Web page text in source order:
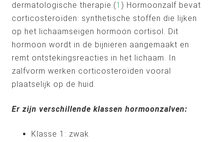
dermatologische therapie.(1 ) Hormoonzalf bevat
corticosteroïden: synthetische stoffen die lijken
op het lichaamseigen hormoon cortisol. Dit
hormoon wordt in de bijnieren aangemaakt en
remt ontstekingsreacties in het lichaam. In
zalfvorm werken corticosteroïden vooral
plaatselijk op de huid.
Er zijn verschillende klassen hormoonzalven:
Klasse 1: zwak